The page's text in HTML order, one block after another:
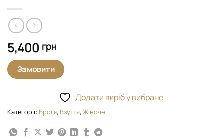
5,400 грн
Замовити
Додати виріб у вибране
Категорії: Броги, Взуття, Жіноче